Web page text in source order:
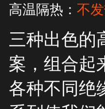
高温隔热： 不
三种出色的
案，组合起
各种不同绝